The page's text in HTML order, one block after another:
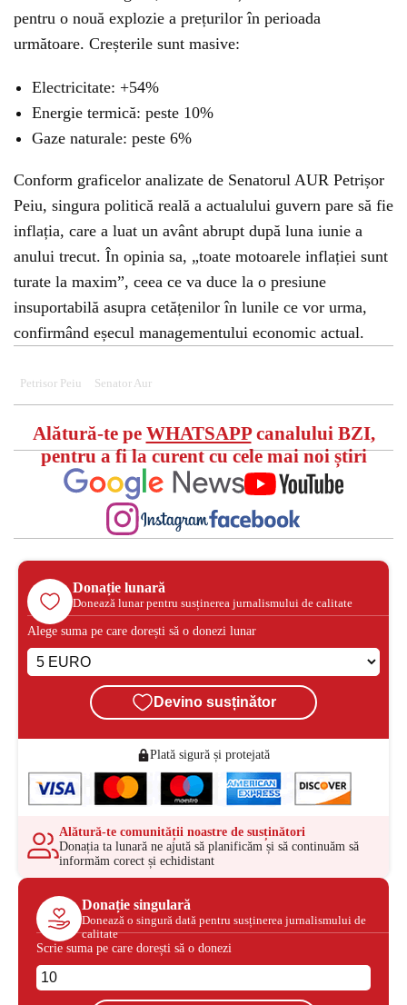
pentru o nouă explozie a prețurilor în perioada
următoare. Creșterile sunt masive:
Electricitate: +54%
Energie termică: peste 10%
Gaze naturale: peste 6%
Conform graficelor analizate de Senatorul AUR Petrișor
Peiu, singura politică reală a actualului guvern pare să fie
inflația, care a luat un avânt abrupt după luna iunie a
anului trecut. În opinia sa, „toate motoarele inflației sunt
turate la maxim”, ceea ce va duce la o presiune
insuportabilă asupra cetățenilor în lunile ce vor urma,
confirmând eșecul managementului economic actual.
Petrisor Peiu Senator Aur
Alătură-te pe WHATSAPPcanalului BZI,
pentru a fi la curent cu cele mai noi știri
Donație lunară
Donează lunar pentru susținerea jurnalismului de calitate
Alege suma pe care dorești să o donezi lunar
Devino susținător
Plată sigură și protejată
Alătură-te comunității noastre de susținători
Donația ta lunară ne ajută să planificăm și să continuăm să
informăm corect și echidistant
Donație singulară
Donează o singură dată pentru susținerea jurnalismului de
calitate
Scrie suma pe care dorești să o donezi